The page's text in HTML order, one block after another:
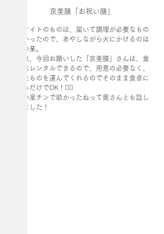
京美膳「お祝い膳」
通販サイトのものは、届いて調理が必要なもの
が多かったので、あやしながら火にかけるのは
至難の業。
その点、今回お願いした「京美膳」さんは、食
器類はレンタルできるので、用意の必要なく、
作ったものを運んでくれるのでそのまま食卓に
あげるだけでOK！🙇‍♂️
すごい楽チンで助かったねって奥さんとも話し
ていました！